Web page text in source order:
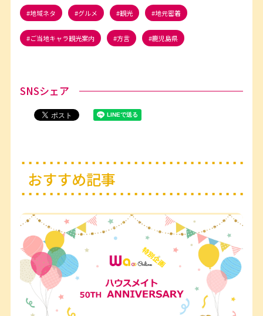
地域ネタ グルメ 観光 地元密着
ご当地キャラ観光案内 方言 鹿児島県
SNSシェア
おすすめ記事